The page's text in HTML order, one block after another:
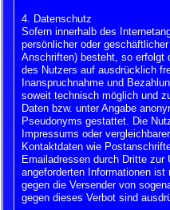
4. Datenschutz
Sofern innerhalb des
persönlicher oder
Anschriften) besteht, so erfolgt
des Nutzers auf ausdrücklich
Inanspruchnahme und
soweit technisch möglich und
Daten bzw. unter Angabe
Pseudonyms gestattet. Die
Impressums oder
Kontaktdaten wie
Emailadressen durch Dritte
angeforderten Informationen
gegen die Versender von
gegen dieses Verbot sind